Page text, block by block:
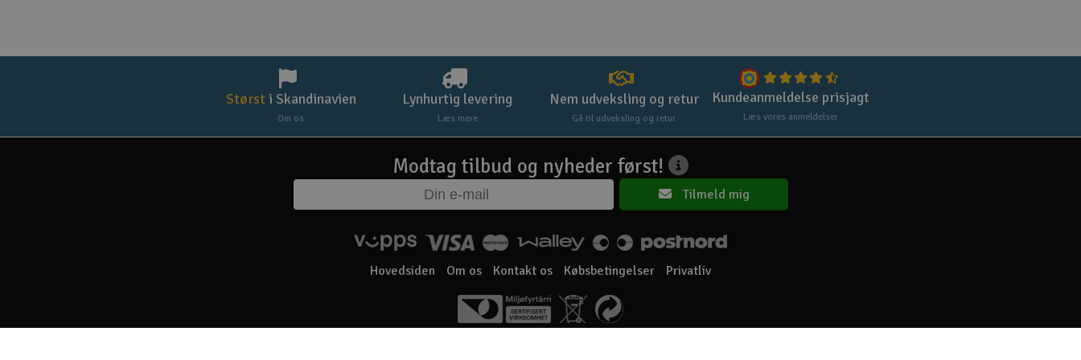
Størst i Skandinavien
Om os
Lynhurtig levering
Læs mere
Nem udveksling og retur
Gå til udveksling og retur
Kundeanmeldelse prisjagt
Læs vores anmeldelser
Modtag tilbud og nyheder først!
Tilmeld mig
Hovedsiden Om os Kontakt os Købsbetingelser Privatliv